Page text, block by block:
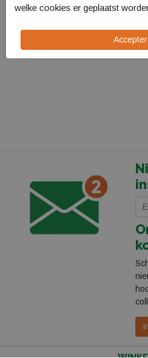
KOMT U LANGS IN ONZE
STADION
welke cookies er geplaatst